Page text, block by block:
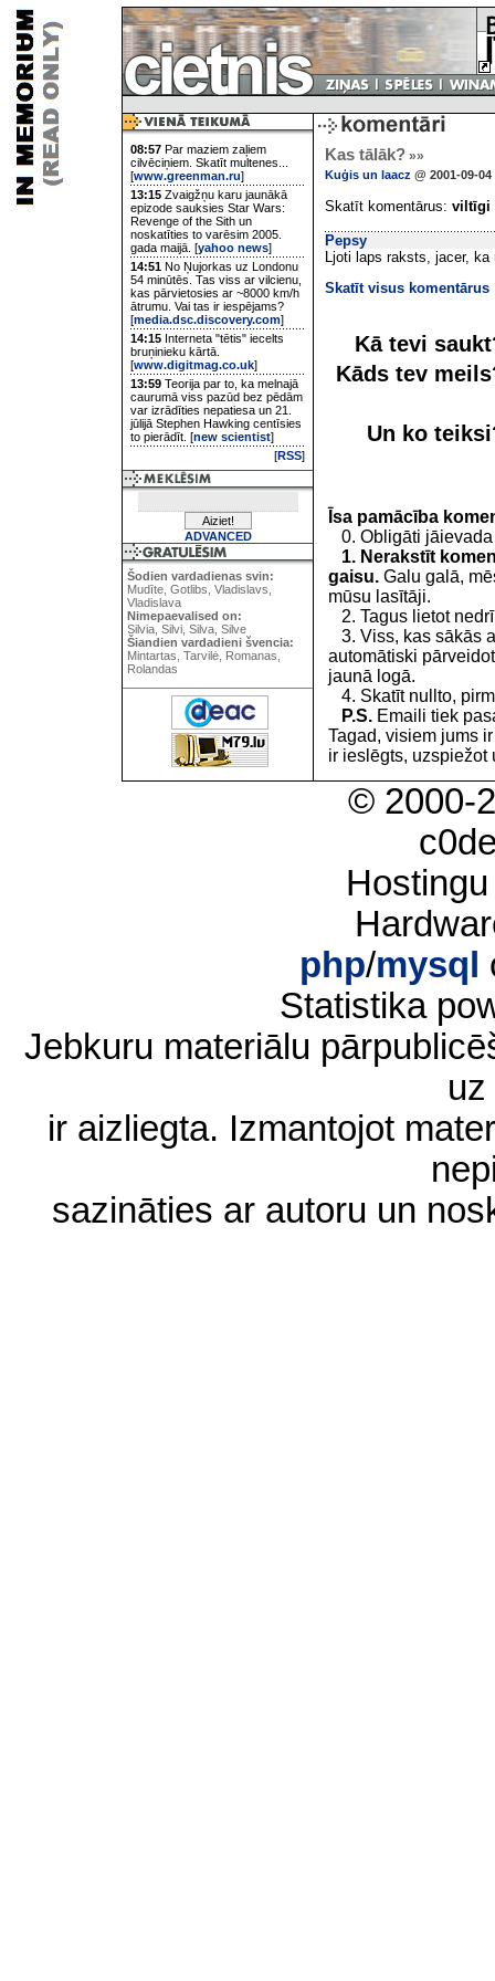
08:57 Par maziem zaļiem
cilvēciņiem. Skatīt multenes...
[www.greenman.ru]
13:15 Zvaigžņu karu jaunākā
epizode sauksies Star Wars:
Revenge of the Sith un
noskatīties to varēsim 2005.
gada maijā. [yahoo news]
14:51 No Ņujorkas uz Londonu
54 minūtēs. Tas viss ar vilcienu,
kas pārvietosies ar ~8000 km/h
ātrumu. Vai tas ir iespējams?
[media.dsc.discovery.com]
14:15 Interneta "tētis" iecelts
bruņinieku kārtā.
[www.digitmag.co.uk]
13:59 Teorija par to, ka melnajā
caurumā viss pazūd bez pēdām
var izrādīties nepatiesa un 21.
jūlijā Stephen Hawking centīsies
to pierādīt. [new scientist]
[RSS]
ADVANCED
Šodien vardadienas svin:
Mudīte, Gotlibs, Vladislavs,
Vladislava
Nimepaevalised on:
Silvia, Silvi, Silva, Silve
Šiandien vardadieni švencia:
Mintartas, Tarvilė, Romanas,
Rolandas
Kas tālāk? »»
Kuģis un laacz @ 2001-09-04
Skatīt komentārus: viltīgi
Pepsy
Ljoti laps raksts, jacer, ka
Skatīt visus komentārus
Kā tevi
Kāds tev
Un ko
Īsa pamācība
0. Obligāti jāievada
1. Nerakstīt
gaisu. Galu galā,
mūsu lasītāji.
2. Tagus lietot
3. Viss, kas sākās
automātiski
jaunā logā.
4. Skatīt nullto,
P.S. Emaili tiek
Tagad, visiem jums
ir ieslēgts, uzspiežot
© 2000-
php/mysql
Statistika
Jebkuru materiālu
ir aizliegta. Izmantojot
sazināties ar autoru un